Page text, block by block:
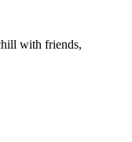
with friends,